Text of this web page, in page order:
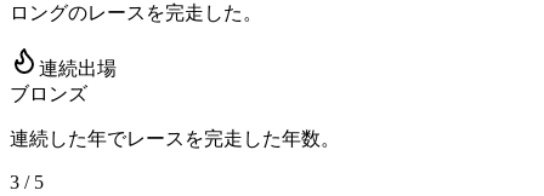
ロングのレースを完走した。
連続出場
ブロンズ
連続した年でレースを完走した年数。
3 / 5